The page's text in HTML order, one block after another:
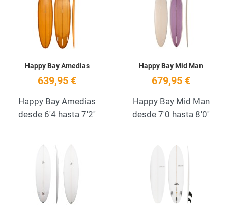
Happy Bay Amedias
639,95 €
Happy Bay Amedias
desde 6'4 hasta 7'2''
Happy Bay Mid Man
679,95 €
Happy Bay Mid Man
desde 7'0 hasta 8'0''
Add to Wishlist